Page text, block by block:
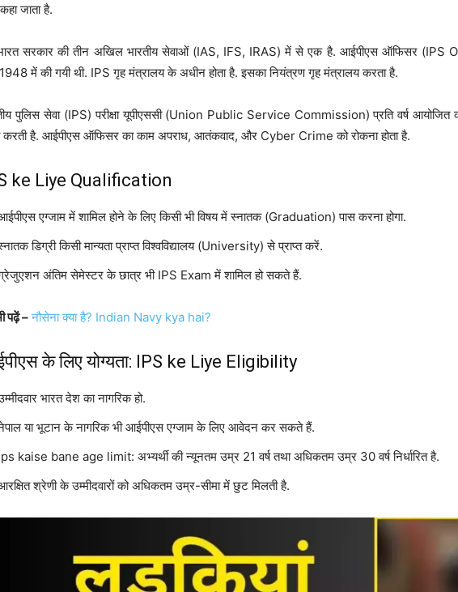
जाता है.
सरकार की तीन अखिल भारतीय सेवाओं (IAS, IFS, IRAS) में से एक है. आईपीएस ऑफिसर (IPS
में की गयी थी. IPS गृह मंत्रालय के अधीन होता है. इसका नियंत्रण गृह मंत्रालय करता है.
पुलिस सेवा (IPS) परीक्षा यूपीएससी (Union Public Service Commission) प्रति वर्ष
करती है. आईपीएस ऑफिसर का काम अपराध, आतंकवाद, और Cyber Crime को रोकना होता है.
ke Liye Qualification
एग्जाम में शामिल होने के लिए किसी भी विषय में स्नातक (Graduation) पास करना होगा.
डिग्री किसी मान्यता प्राप्त विश्वविद्यालय (University) से प्राप्त करें.
अंतिम सेमेस्टर के छात्र भी IPS Exam में शामिल हो सकते हैं.
पढ़ें – नौसेना क्या है? Indian Navy kya hai?
के लिए योग्यता: IPS ke Liye Eligibility
भारत देश का नागरिक हो.
या भूटान के नागरिक भी आईपीएस एग्जाम के लिए आवेदन कर सकते हैं.
kaise bane age limit: अभ्यर्थी की न्यूनतम उम्र 21 वर्ष तथा अधिकतम उम्र 30 वर्ष निर्धारित है.
श्रेणी के उम्मीदवारों को अधिकतम उम्र-सीमा में छुट मिलती है.